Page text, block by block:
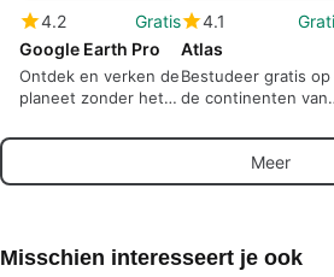
4.2
Gratis
Google Earth Pro
Ontdek en verken de
planeet zonder het
4.1
Atlas
Bestudeer gratis op
de continenten van
Meer
Misschien interesseert je ook